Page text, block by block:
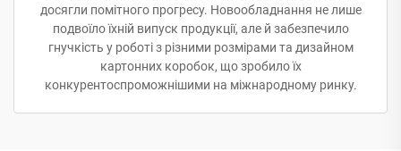
досягли помітного прогресу. Новообладнання не лише
подвоїло їхній випуск продукції, але й забезпечило
гнучкість у роботі з різними розмірами та дизайном
картонних коробок, що зробило їх
конкурентоспроможнішими на міжнародному ринку.